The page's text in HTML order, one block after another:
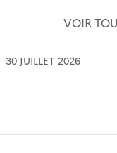
VOIR
30 JUILLET 2026